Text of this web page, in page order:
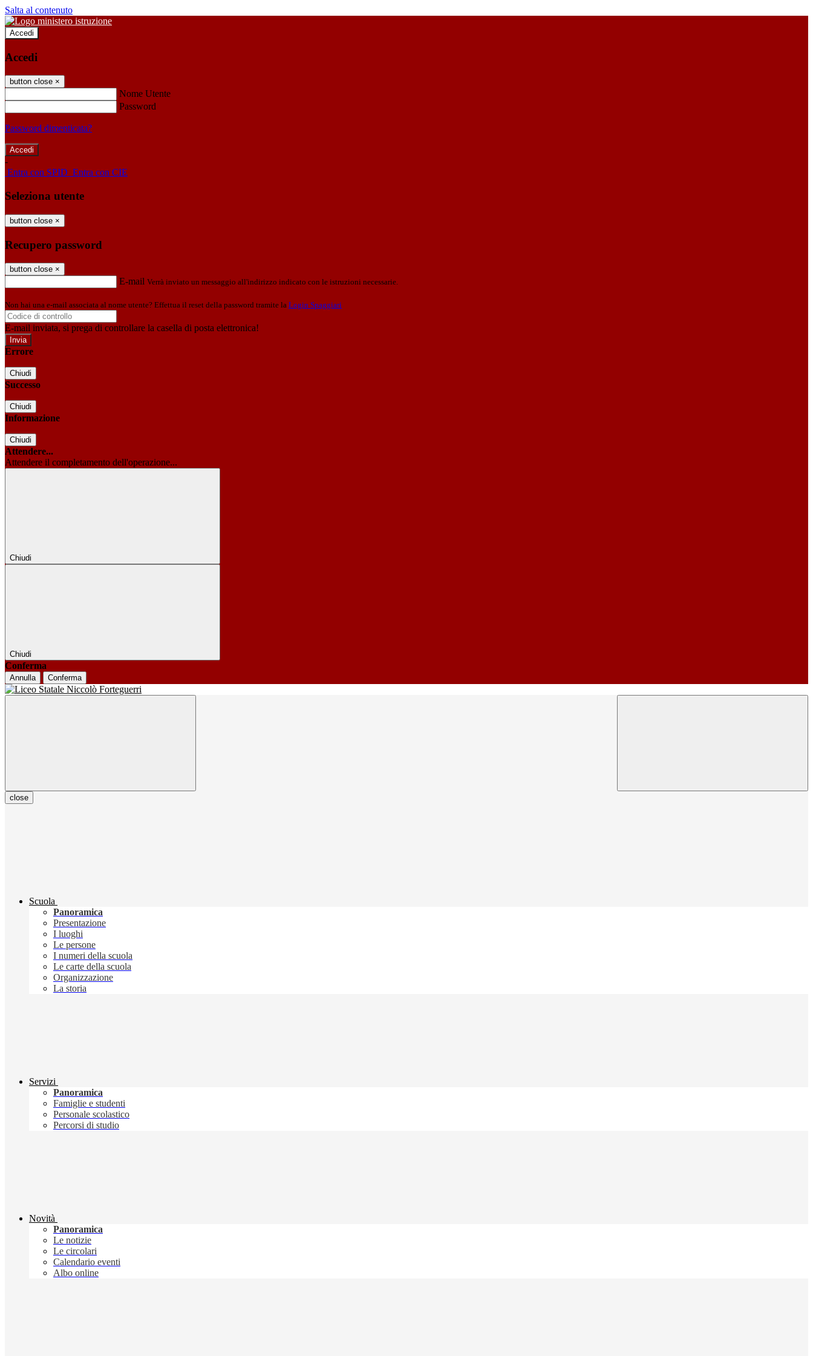
Salta al contenuto
Accedi
Accedi
button close ×
Nome Utente
Password
Password dimenticata?
-
Entra con SPID Entra con CIE
Seleziona utente
button close ×
Recupero password
button close ×
E-mail Verrà inviato un messaggio all'indirizzo indicato con le istruzioni necessarie.
Non hai una e-mail associata al nome utente? Effettua il reset della password tramite la Login Spaggiari
E-mail inviata, si prega di controllare la casella di posta elettronica!
Errore
Chiudi
Successo
Chiudi
Informazione
Chiudi
Attendere...
Attendere il completamento dell'operazione...
Chiudi
Chiudi
Conferma
Annulla Conferma
close
Scuola
Panoramica
Presentazione
I luoghi
Le persone
I numeri della scuola
Le carte della scuola
Organizzazione
La storia
Servizi
Panoramica
Famiglie e studenti
Personale scolastico
Percorsi di studio
Novità
Panoramica
Le notizie
Le circolari
Calendario eventi
Albo online